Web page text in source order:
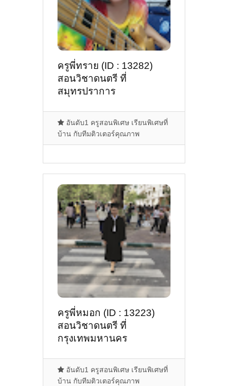
ครูพี่ทราย (ID : 13282)
สอนวิชาดนตรี ที่
สมุทรปราการ
อันดับ1 ครูสอนพิเศษ เรียนพิเศษที่
บ้าน กับทีมติวเตอร์คุณภาพ
ครูพี่หมอก (ID : 13223)
สอนวิชาดนตรี ที่
กรุงเทพมหานคร
อันดับ1 ครูสอนพิเศษ เรียนพิเศษที่
บ้าน กับทีมติวเตอร์คุณภาพ